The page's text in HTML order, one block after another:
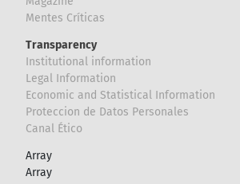
Mentes Críticas
Transparency
Institutional information
Legal Information
Economic and Statistical Information
Proteccion de Datos Personales
Canal Ético
Array
Array